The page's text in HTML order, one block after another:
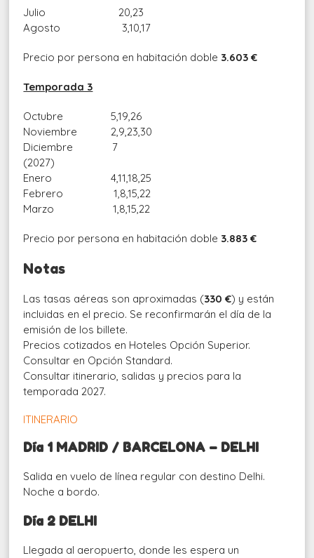
Julio 20,23
Agosto 3,10,17
Precio por persona en habitación doble 3.603 €
Temporada 3
Octubre 5,19,26
Noviembre 2,9,23,30
Diciembre 7
(2027)
Enero 4,11,18,25
Febrero 1,8,15,22
Marzo 1,8,15,22
Precio por persona en habitación doble 3.883 €
Notas
Las tasas aéreas son aproximadas (330 €) y están
incluidas en el precio. Se reconfirmarán el día de la
emisión de los billete.
Precios cotizados en Hoteles Opción Superior.
Consultar en Opción Standard.
Consultar itinerario, salidas y precios para la
temporada 2027.
ITINERARIO
Día 1 MADRID / BARCELONA – DELHI
Salida en vuelo de línea regular con destino Delhi.
Noche a bordo.
Día 2 DELHI
Llegada al aeropuerto, donde les espera un